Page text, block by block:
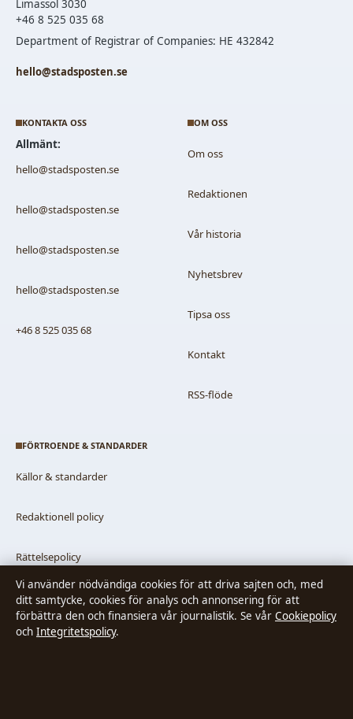
Limassol 3030
+46 8 525 035 68
Department of Registrar of Companies: HE 432842
hello@stadsposten.se
KONTAKTA OSS
Allmänt:
hello@stadsposten.se
hello@stadsposten.se
hello@stadsposten.se
hello@stadsposten.se
+46 8 525 035 68
OM OSS
Om oss
Redaktionen
Vår historia
Nyhetsbrev
Tipsa oss
Kontakt
RSS-flöde
FÖRTROENDE & STANDARDER
Källor & standarder
Redaktionell policy
Rättelsepolicy
Faktagranskningspolicy
Ägande & finansiering
Vi använder nödvändiga cookies för att driva sajten och, med
ditt samtycke, cookies för analys och annonsering för att
förbättra den och finansiera vår journalistik. Se vår Cookiepolicy
och Integritetspolicy.